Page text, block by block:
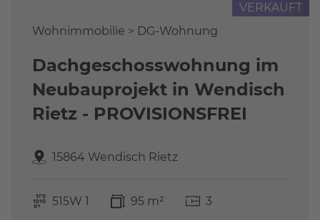
Leistungen
Stellenangebote
Kontakt
Wohnimmobilie > DG-Wohnung
VERKAUFT
Dachgeschosswohnung im
Neubauprojekt in Wendisch
Rietz - PROVISIONSFREI
15864 Wendisch Rietz
515W 1 95 m² 3